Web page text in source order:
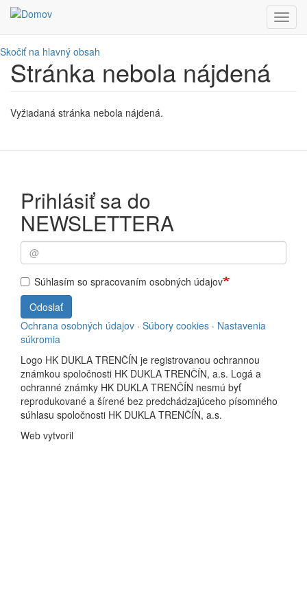
Skočiť na hlavný obsah
Stránka nebola nájdená
Vyžiadaná stránka nebola nájdená.
Prihlásiť sa do
NEWSLETTERA
Súhlasím so spracovaním osobných údajov
Odoslať
Ochrana osobných údajov · Súbory cookies · Nastavenia
súkromia
Logo HK DUKLA TRENČÍN je registrovanou ochrannou
známkou spoločnosti HK DUKLA TRENČÍN, a.s. Logá a
ochranné známky HK DUKLA TRENČÍN nesmú byť
reprodukované a šírené bez predchádzajúceho písomného
súhlasu spoločnosti HK DUKLA TRENČÍN, a.s.
Web vytvoril